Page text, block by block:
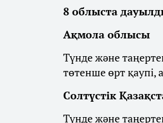
8 облыста
Ақмола облысы
Түнде және
төтенше өрт қаупі,
Солтүстік
Түнде және